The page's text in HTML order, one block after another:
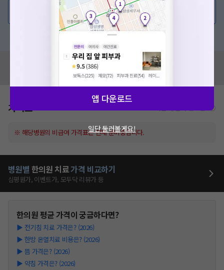
💬 무엇이든 물어보세요
혹은, 의료상담 서비스에 다양한 게시글 보러가기
혹시 잘못된 병원정보가 있나요?
모두닥 팀에 알려주세요!
가격표
※ 해당병원의 비급여 가격표는 현재 준비중입니다.
병원별 한의원 치료가격 비교하기
심평원가, 이벤트가, 모두닥 리뷰가 등
한의원평균 가격이 궁금하다면?
▶ 전기침 치료 가격은? (2026)
▶ 한방 온열치료 비용은? (2026)
▶ 뜸 가격은? (2026)
▶ 약침 가격은? (2026)
앱 다운로드
일단 둘러볼게요!